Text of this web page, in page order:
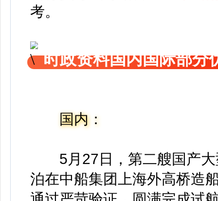
考。
时政资料国内国际部分
国内：
5月27日，第二艘国产
泊在中船集团上海外高桥造